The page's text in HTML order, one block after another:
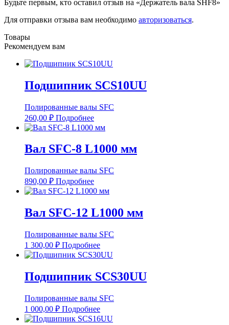
Будьте первым, кто оставил отзыв на «Держатель вала SHF8»
Для отправки отзыва вам необходимо авторизоваться.
Товары
Рекомендуем вам
Подшипник SCS10UU
Полированные валы SFC
260,00 ₽ Подробнее
Вал SFC-8 L1000 мм
Полированные валы SFC
890,00 ₽ Подробнее
Вал SFC-12 L1000 мм
Полированные валы SFC
1 300,00 ₽ Подробнее
Подшипник SCS30UU
Полированные валы SFC
1 000,00 ₽ Подробнее